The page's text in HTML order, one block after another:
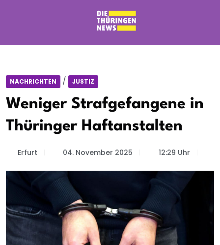
NACHRICHTEN / JUSTIZ
Weniger Strafgefangene in
Thüringer Haftanstalten
Erfurt 04. November 2025 12:29 Uhr